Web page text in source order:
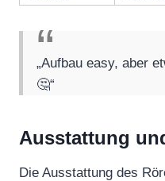
„Aufbau easy, aber
🤔“
Ausstattung
Die Ausstattung des